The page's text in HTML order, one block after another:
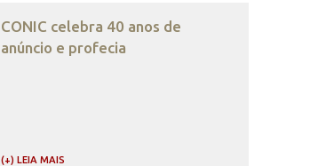
CONIC celebra 40 anos de
anúncio e profecia
(+) LEIA MAIS